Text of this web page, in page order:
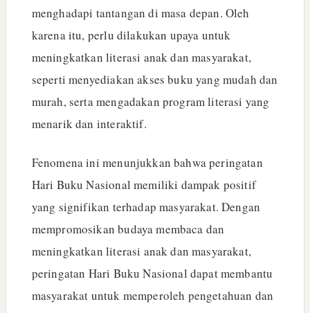
menghadapi tantangan di masa depan. Oleh
karena itu, perlu dilakukan upaya untuk
meningkatkan literasi anak dan masyarakat,
seperti menyediakan akses buku yang mudah dan
murah, serta mengadakan program literasi yang
menarik dan interaktif.
Fenomena ini menunjukkan bahwa peringatan
Hari Buku Nasional memiliki dampak positif
yang signifikan terhadap masyarakat. Dengan
mempromosikan budaya membaca dan
meningkatkan literasi anak dan masyarakat,
peringatan Hari Buku Nasional dapat membantu
masyarakat untuk memperoleh pengetahuan dan